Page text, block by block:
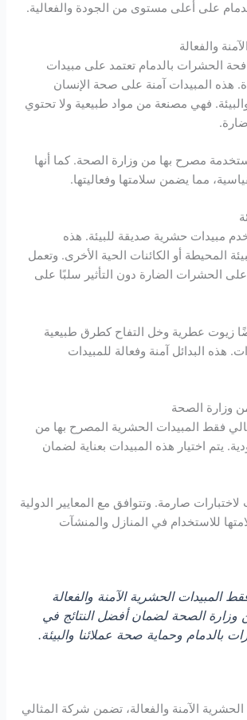
على أعلى مستوى من الجودة والفعالية.
والفعالة
الحشرات بالدمام تعتمد على مبيدات
هذه المبيدات آمنة على صحة الإنسان
والبيئة. فهي مصنعة من مواد طبيعية ولا تحتوي
مصرح بها من وزارة الصحة. كما أنها
مما يضمن سلامتها وفعاليتها.
مبيدات حشرية صديقة للبيئة. هذه
المحيطة أو الكائنات الحية الأخرى. وتعمل
الحشرات الضارة دون التأثير سلبًا على
زيوت عطرية وخل التفاح كطرق طبيعية
هذه البدائل آمنة وفعالة للمبيدات
وزارة الصحة
فقط المبيدات الحشرية المصرح بها من
يتم اختيار هذه المبيدات بعناية لضمان
صارمة. وتتوافق مع المعايير الدولية
للاستخدام في المنازل والمنشآت
المبيدات الحشرية الآمنة والفعالة
وزارة الصحة لضمان أفضل النتائج في
بالدمام وحماية صحة عملائنا والبيئة.
الآمنة والفعالة، تضمن شركة المثالي